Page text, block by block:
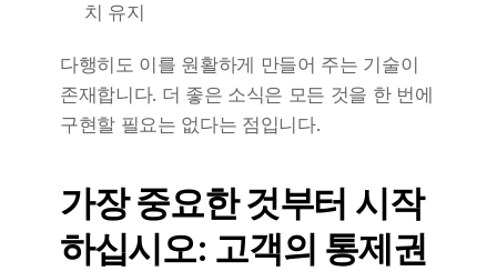
치 유지
다행히도 이를 원활하게 만들어 주는 기술이
존재합니다. 더 좋은 소식은 모든 것을 한 번에
구현할 필요는 없다는 점입니다.
가장 중요한 것부터 시작
하십시오: 고객의 통제권